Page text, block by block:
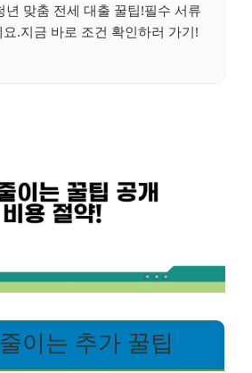
년 맞춤 전세 대출 꿀팁!필수 서류
.지금 바로 조건 확인하러 가기!
이는 추가 꿀팁